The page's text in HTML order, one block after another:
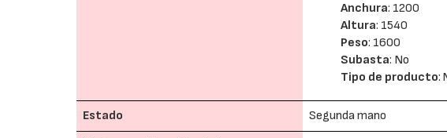
Anchura: 1200
Altura: 1540
Peso: 1600
Subasta: No
Tipo de producto:
Estado Segunda mano